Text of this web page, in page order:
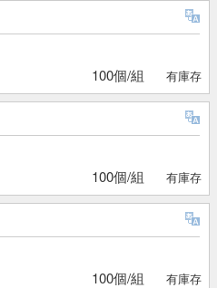
100個/組 有庫存
100個/組 有庫存
100個/組 有庫存